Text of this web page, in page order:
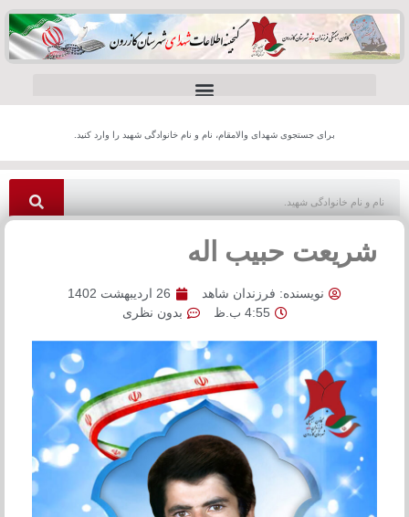
برای جستجوی شهدای والامقام، نام و نام خانوادگی شهید را وارد کنید.
شریعت حبیب اله
نویسنده: فرزندان شاهد
26 اردیبهشت 1402
4:55 ب.ظ
بدون نظری